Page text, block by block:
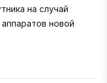
на случай
новой